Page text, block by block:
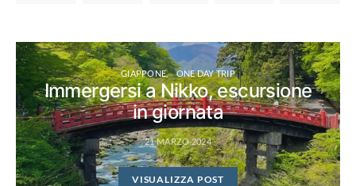
GIAPPONE ONE DAY TRIP
Immergersi a Nikko, escursione
in giornata
21 MARZO 2024
VISUALIZZA POST